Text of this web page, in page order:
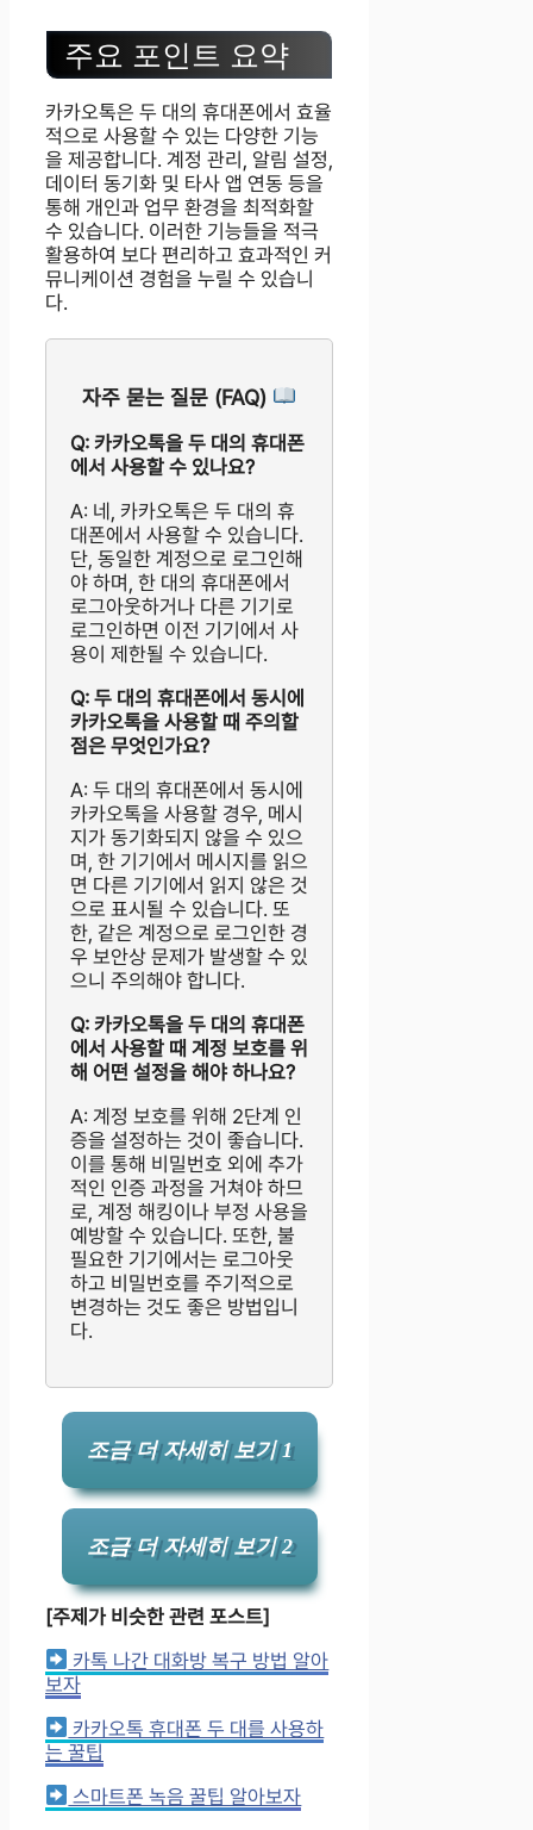
주요 포인트 요약
카카오톡은 두 대의 휴대폰에서 효율
적으로 사용할 수 있는 다양한 기능
을 제공합니다. 계정 관리, 알림 설정,
데이터 동기화 및 타사 앱 연동 등을
통해 개인과 업무 환경을 최적화할
수 있습니다. 이러한 기능들을 적극
활용하여 보다 편리하고 효과적인 커
뮤니케이션 경험을 누릴 수 있습니
다.
자주 묻는 질문 (FAQ)
Q: 카카오톡을 두 대의 휴대폰
에서 사용할 수 있나요?
A: 네, 카카오톡은 두 대의 휴
대폰에서 사용할 수 있습니다.
단, 동일한 계정으로 로그인해
야 하며, 한 대의 휴대폰에서
로그아웃하거나 다른 기기로
로그인하면 이전 기기에서 사
용이 제한될 수 있습니다.
Q: 두 대의 휴대폰에서 동시에
카카오톡을 사용할 때 주의할
점은 무엇인가요?
A: 두 대의 휴대폰에서 동시에
카카오톡을 사용할 경우, 메시
지가 동기화되지 않을 수 있으
며, 한 기기에서 메시지를 읽으
면 다른 기기에서 읽지 않은 것
으로 표시될 수 있습니다. 또
한, 같은 계정으로 로그인한 경
우 보안상 문제가 발생할 수 있
으니 주의해야 합니다.
Q: 카카오톡을 두 대의 휴대폰
에서 사용할 때 계정 보호를 위
해 어떤 설정을 해야 하나요?
A: 계정 보호를 위해 2단계 인
증을 설정하는 것이 좋습니다.
이를 통해 비밀번호 외에 추가
적인 인증 과정을 거쳐야 하므
로, 계정 해킹이나 부정 사용을
예방할 수 있습니다. 또한, 불
필요한 기기에서는 로그아웃
하고 비밀번호를 주기적으로
변경하는 것도 좋은 방법입니
다.
조금 더 자세히 보기 1
조금 더 자세히 보기 2
[주제가 비슷한 관련 포스트]
카톡 나간 대화방 복구 방법 알아
보자
카카오톡 휴대폰 두 대를 사용하
는 꿀팁
스마트폰 녹음 꿀팁 알아보자